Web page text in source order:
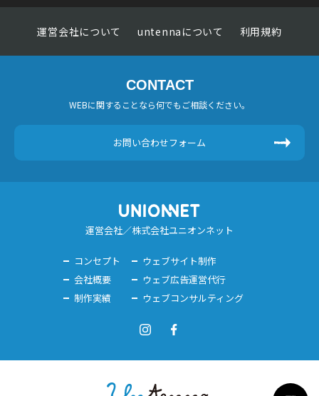
運営会社について untennaについて 利用規約
CONTACT
WEBに関することなら何でもご相談ください。
お問い合わせフォーム
運営会社／株式会社ユニオンネット
コンセプト
ウェブサイト制作
会社概要
ウェブ広告運営代行
制作実績
ウェブコンサルティング